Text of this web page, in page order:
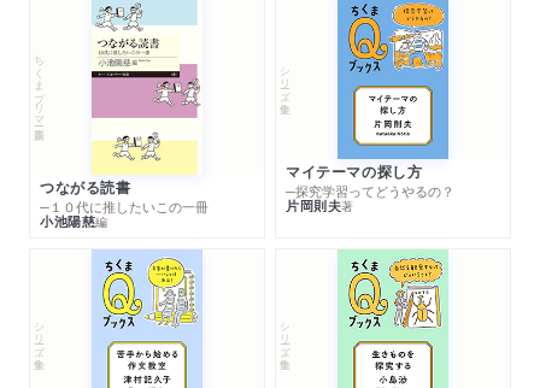
ちくまプリマー新書
つながる読書
─１０代に推したいこの一冊
小池陽慈編
シリーズ・全集
マイテーマの探し方
─探究学習ってどうやるの？
片岡則夫著
シリーズ・全集 シリーズ・全集